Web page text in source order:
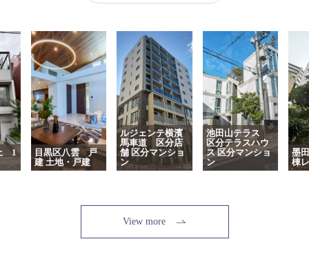
1
目黒区八雲 戸
建 土地・戸建
ルジェンテ横濱
馬車道 区分店
舗 区分マンショ
ン
池田山テラス
区分テラスハウ
ス 区分マンショ
ン
墨
棟
View more